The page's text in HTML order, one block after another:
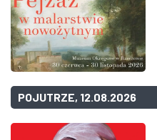
POJUTRZE, 12.08.2026